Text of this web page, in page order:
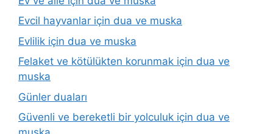
Evcil hayvanlar için dua ve muska
Evlilik için dua ve muska
Felaket ve kötülükten korunmak için dua ve
muska
Günler duaları
Güvenli ve bereketli bir yolculuk için dua ve